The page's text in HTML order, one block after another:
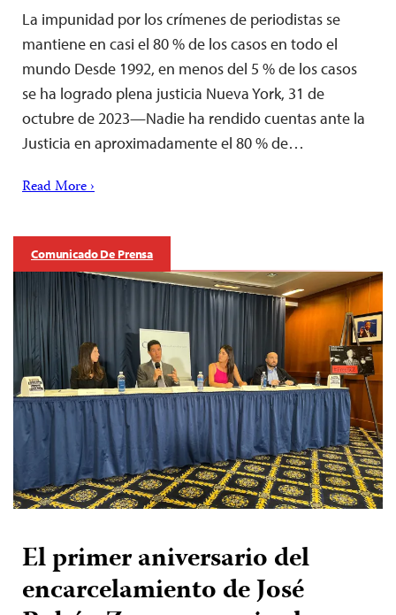
La impunidad por los crímenes de periodistas se
mantiene en casi el 80 % de los casos en todo el
mundo Desde 1992, en menos del 5 % de los casos
se ha logrado plena justicia Nueva York, 31 de
octubre de 2023—Nadie ha rendido cuentas ante la
Justicia en aproximadamente el 80 % de…
Read More ›
Comunicado De Prensa
El primer aniversario del
encarcelamiento de José